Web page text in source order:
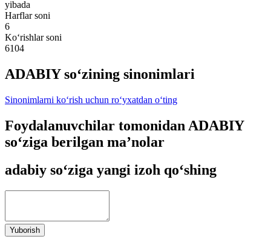
yibada
Harflar soni
6
Ko‘rishlar soni
6104
ADABIY so‘zining sinonimlari
Sinonimlarni ko‘rish uchun ro‘yxatdan o‘ting
Foydalanuvchilar tomonidan ADABIY
so‘ziga berilgan ma’nolar
adabiy so‘ziga yangi izoh qo‘shing
Yuborish